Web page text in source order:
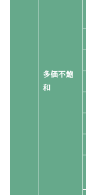
多価不飽
和